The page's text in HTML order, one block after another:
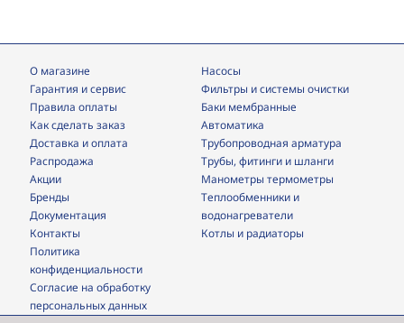
О магазине
Гарантия и сервис
Правила оплаты
Как сделать заказ
Доставка и оплата
Распродажа
Акции
Бренды
Документация
Контакты
Насосы
фильтры и системы очистки
Баки мембранные
Автоматика
трубопроводная арматура
трубы, фитинги и шланги
манометры термометры
теплообменники и
водонагреватели
Котлы и радиаторы
Политика
конфиденциальности
Согласие на обработку
персональных данных